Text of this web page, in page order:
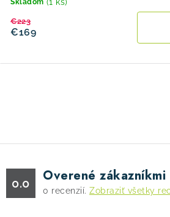
€169
€223
á
d
a
c
0.0 Overené zákazníkmi
0 recenzií. Zobraziť všetky